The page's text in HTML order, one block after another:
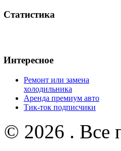
Статистика
Интересное
Ремонт или замена
холодильника
Аренда премиум авто
Тик-ток подписчики
© 2026 . Все